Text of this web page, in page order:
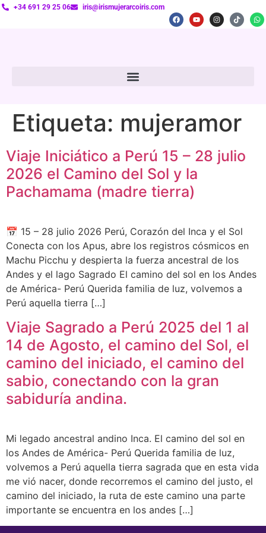
+34 691 29 25 06 iris@irismujerarcoiris.com
Etiqueta: mujeramor
Viaje Iniciático a Perú 15 – 28 julio
2026 el Camino del Sol y la
Pachamama (madre tierra)
📅 15 – 28 julio 2026 Perú, Corazón del Inca y el Sol
Conecta con los Apus, abre los registros cósmicos en
Machu Picchu y despierta la fuerza ancestral de los
Andes y el lago Sagrado El camino del sol en los Andes
de América- Perú Querida familia de luz, volvemos a
Perú aquella tierra […]
Viaje Sagrado a Perú 2025 del 1 al
14 de Agosto, el camino del Sol, el
camino del iniciado, el camino del
sabio, conectando con la gran
sabiduría andina.
Mi legado ancestral andino Inca. El camino del sol en
los Andes de América- Perú Querida familia de luz,
volvemos a Perú aquella tierra sagrada que en esta vida
me vió nacer, donde recorremos el camino del justo, el
camino del iniciado, la ruta de este camino una parte
importante se encuentra en los andes […]